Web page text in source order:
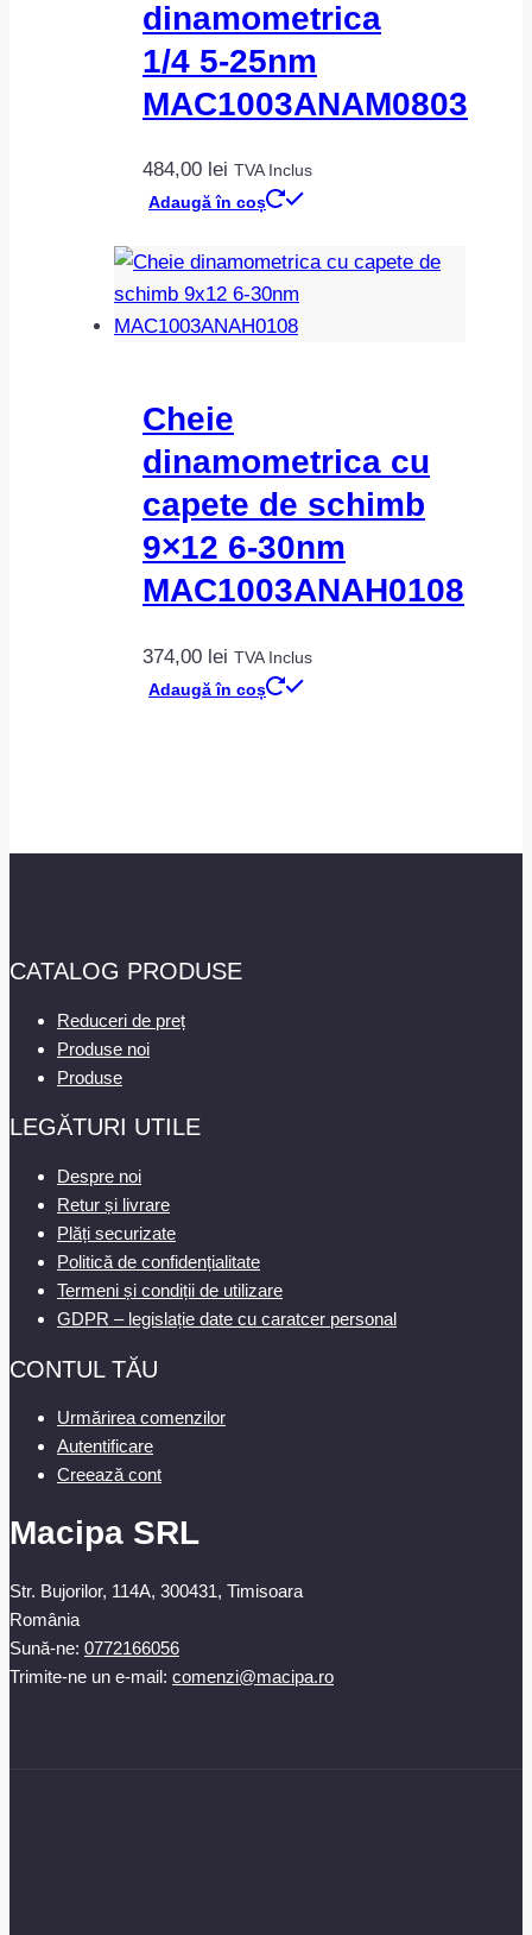
dinamometrica
1/4 5-25nm
MAC1003ANAM0803
484,00 lei TVA Inclus
Adaugă în coș
Cheie
dinamometrica cu
capete de schimb
9×12 6-30nm
MAC1003ANAH0108
374,00 lei TVA Inclus
Adaugă în coș
CATALOG PRODUSE
Reduceri de preț
Produse noi
Produse
LEGĂTURI UTILE
Despre noi
Retur și livrare
Plăți securizate
Politică de confidențialitate
Termeni și condiții de utilizare
GDPR – legislație date cu caratcer personal
CONTUL TĂU
Urmărirea comenzilor
Autentificare
Creează cont
Macipa SRL
Str. Bujorilor, 114A, 300431, Timisoara
România
Sună-ne: 0772166056
Trimite-ne un e-mail: comenzi@macipa.ro